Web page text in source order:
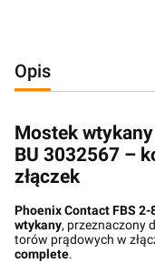
Opis
Mostek
BU 3032567 –
złączek
Phoenix Contact FBS 2-
wtykany, przeznaczony
torów prądowych w
complete.